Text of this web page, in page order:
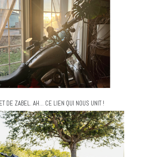
DE ZABEL. AH… CE LIEN QUI NOUS UNIT !